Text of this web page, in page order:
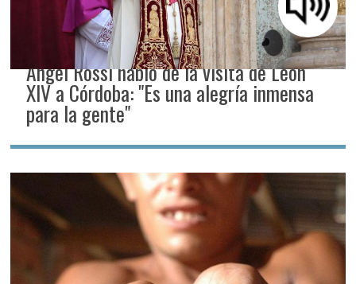
Ángel Rossi habló de la visita de León
XIV a Córdoba: "Es una alegría inmensa
para la gente"